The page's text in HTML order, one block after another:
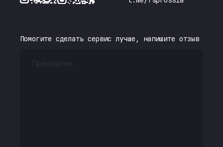
Помогите сделать сервис лучше, напишите отзыв